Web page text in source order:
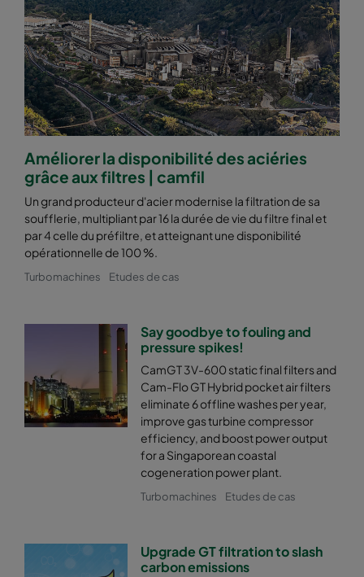
Améliorer la disponibilité des aciéries
grâce aux filtres | camfil
Un grand producteur d'acier modernise la filtration de sa
soufflerie, multipliant par 16 la durée de vie du filtre final et
par 4 celle du préfiltre, et atteignant une disponibilité
opérationnelle de 100 %.
Turbomachines Etudes de cas
Say goodbye to fouling and
pressure spikes!
CamGT 3V-600 static final filters and
Cam-Flo GT Hybrid pocket air filters
eliminate 6 offline washes per year,
improve gas turbine compressor
efficiency, and boost power output
for a Singaporean coastal
cogeneration power plant.
Turbomachines Etudes de cas
Upgrade GT filtration to slash
carbon emissions